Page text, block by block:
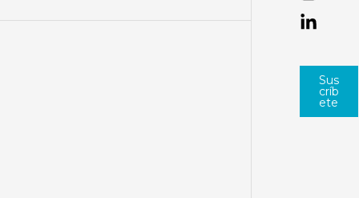
Sus
críb
ete